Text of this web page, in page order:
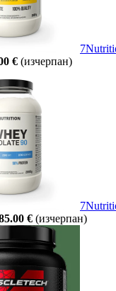
€ (изчерпан)
€ (изчерпан)